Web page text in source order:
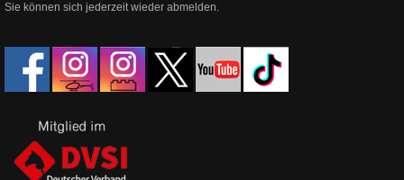
Sie können sich jederzeit wieder abmelden.